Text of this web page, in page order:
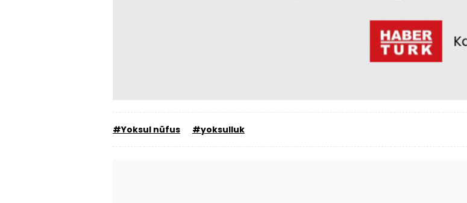
#Yoksul nüfus #yoksulluk